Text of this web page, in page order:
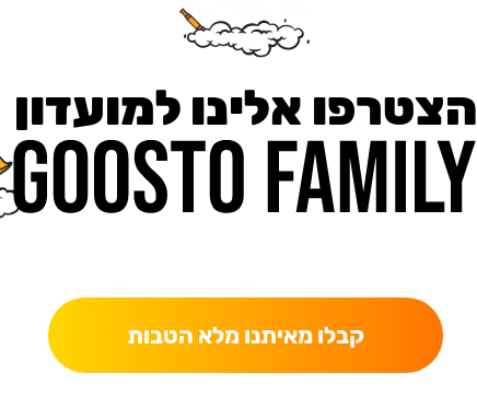
הצטרפו אלינו למועדון
קבלו מאיתנו מלא הטבות